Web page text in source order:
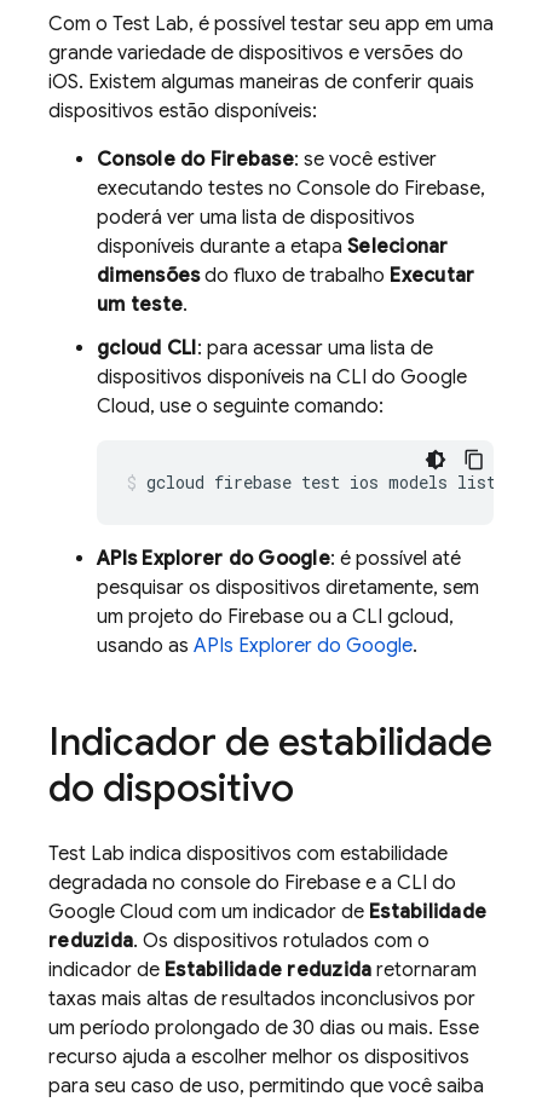
Com o Test Lab, é possível testar seu app em uma
grande variedade de dispositivos e versões do
iOS. Existem algumas maneiras de conferir quais
dispositivos estão disponíveis:
Console do Firebase: se você estiver
executando testes no Console do Firebase,
poderá ver uma lista de dispositivos
disponíveis durante a etapa Selecionar
dimensõesdo fluxo de trabalho Executar
um teste.
gcloud CLI: para acessar uma lista de
dispositivos disponíveis na CLI do Google
Cloud, use o seguinte comando:
gcloud firebase test ios models list
APIs Explorer do Google: é possível até
pesquisar os dispositivos diretamente, sem
um projeto do Firebase ou a CLI gcloud,
usando as APIs Explorer do Google.
Indicador de estabilidade
do dispositivo
Test Lab indica dispositivos com estabilidade
degradada no console do Firebase e a CLI do
Google Cloud com um indicador de Estabilidade
reduzida. Os dispositivos rotulados com o
indicador de Estabilidade reduzida retornaram
taxas mais altas de resultados inconclusivos por
um período prolongado de 30 dias ou mais. Esse
recurso ajuda a escolher melhor os dispositivos
para seu caso de uso, permitindo que você saiba